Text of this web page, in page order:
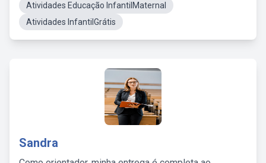
Atividades Educação InfantilMaternal
Atividades InfantilGrátis
Sandra